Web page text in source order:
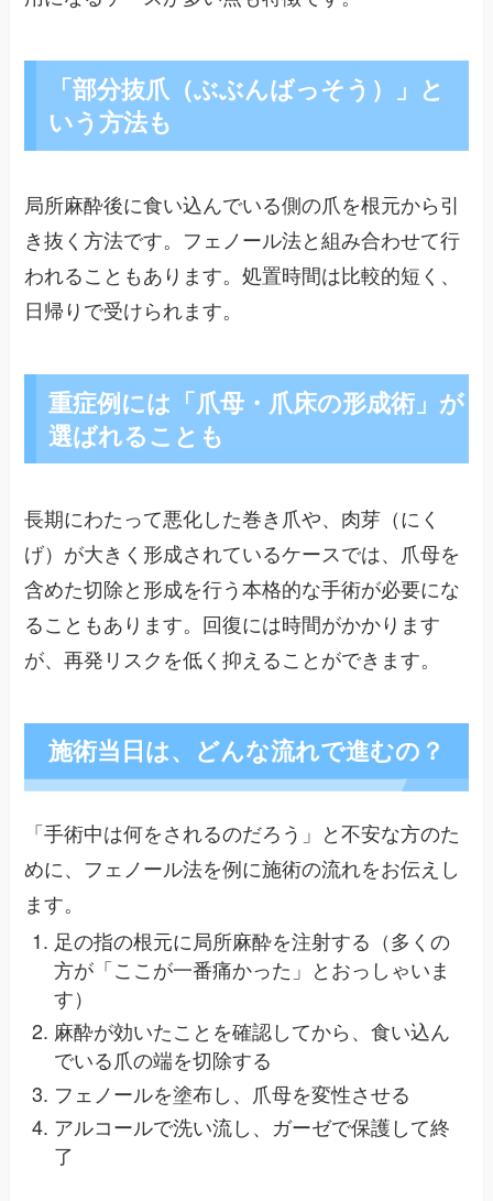
「部分抜爪（ぶぶんばっそう）」と
いう方法も
局所麻酔後に食い込んでいる側の爪を根元から引
き抜く方法です。フェノール法と組み合わせて行
われることもあります。処置時間は比較的短く、
日帰りで受けられます。
重症例には「爪母・爪床の形成術」が
選ばれることも
長期にわたって悪化した巻き爪や、肉芽（にく
げ）が大きく形成されているケースでは、爪母を
含めた切除と形成を行う本格的な手術が必要にな
ることもあります。回復には時間がかかります
が、再発リスクを低く抑えることができます。
施術当日は、どんな流れで進むの？
「手術中は何をされるのだろう」と不安な方のた
めに、フェノール法を例に施術の流れをお伝えし
ます。
足の指の根元に局所麻酔を注射する（多くの
方が「ここが一番痛かった」とおっしゃいま
す）
麻酔が効いたことを確認してから、食い込ん
でいる爪の端を切除する
フェノールを塗布し、爪母を変性させる
アルコールで洗い流し、ガーゼで保護して終
了